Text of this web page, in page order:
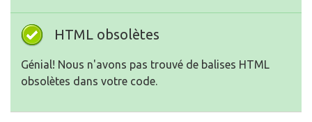
HTML obsolètes
Génial! Nous n'avons pas trouvé de balises HTML
obsolètes dans votre code.